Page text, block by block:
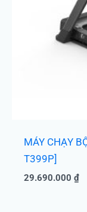
MÁY CHẠY
T399P]
29.690.000₫